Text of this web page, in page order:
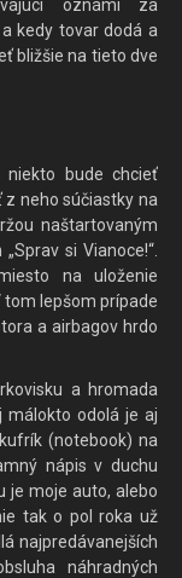
oznámi za
kedy tovar dodá a
bližšie na tieto dve
bude chcieť
neho súčiastky na
naštartovaným
si Vianoce!“.
na uloženie
tom lepšom prípade
a airbagov hrdo
a hromada
málokto odolá je aj
(notebook) na
nápis v duchu
je moje auto, alebo
tak o pol roka už
najpredávanejších
náhradných